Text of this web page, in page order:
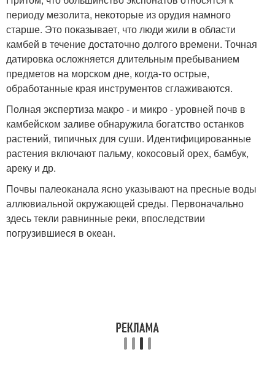
периоду мезолита, некоторые из орудия намного
старше. Это показывает, что люди жили в области
камбей в течение достаточно долгого времени. Точная
датировка осложняется длительным пребыванием
предметов на морском дне, когда-то острые,
обработанные края инструментов сглаживаются.
Полная экспертиза макро - и микро - уровней почв в
камбейском заливе обнаружила богатство останков
растений, типичных для суши. Идентифицированные
растения включают пальму, кокосовый орех, бамбук,
ареку и др.
Почвы палеоканала ясно указывают на пресные воды
аллювиальной окружающей среды. Первоначально
здесь текли равнинные реки, впоследствии
погрузившиеся в океан.